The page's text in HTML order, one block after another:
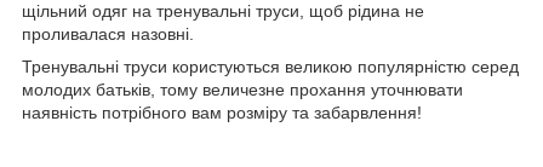
щільний одяг на тренувальні труси, щоб рідина не
проливалася назовні.
Тренувальні труси користуються великою популярністю серед
молодих батьків, тому величезне прохання уточнювати
наявність потрібного вам розміру та забарвлення!